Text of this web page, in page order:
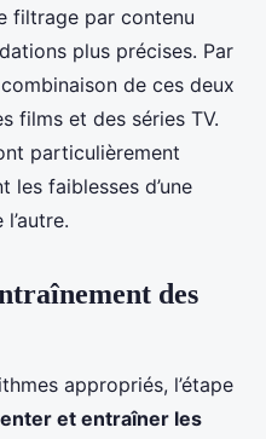
filtrage par contenu
plus précises. Par
de ces deux
films et des séries TV.
particulièrement
les faiblesses d’une
des
appropriés, l’étape
et entraîner les